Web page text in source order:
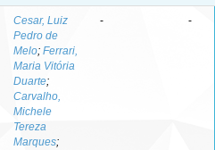
Cesar, Luiz
Pedro de
Melo; Ferrari,
Maria Vitória
Duarte;
Carvalho,
Michele
Tereza
Marques;
- -